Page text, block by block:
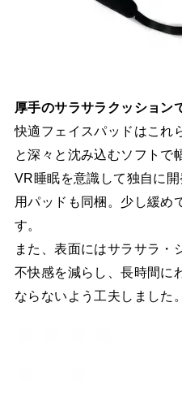
厚手のサラサラクッション
快適フェイスパッドはこれ
と深々と沈み込むソフトで
VR睡眠を意識して独自に
用パッドも同梱。少し緩め
す。
また、表面にはサラサラ・
不快感を減らし、長時間に
ならないよう工夫しました。